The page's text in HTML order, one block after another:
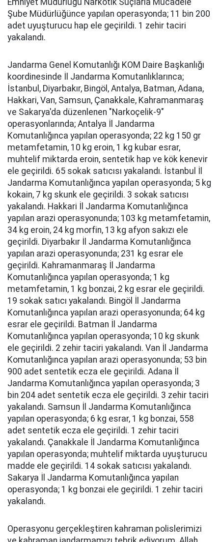
Emniyet Müdürlüğü Narkotik Suçlarla Mücadele
Şube Müdürlüğünce yapılan operasyonda; 11 bin 200
adet uyuşturucu hap ele geçirildi. 1 zehir taciri
yakalandı.
Jandarma Genel Komutanlığı KOM Daire Başkanlığı
koordinesinde İl Jandarma Komutanlıklarınca;
İstanbul, Diyarbakır, Bingöl, Antalya, Batman, Adana,
Hakkari, Van, Samsun, Çanakkale, Kahramanmaraş
ve Sakarya'da düzenlenen "Narkoçelik-9"
operasyonlarında; Antalya İl Jandarma
Komutanlığınca yapılan operasyonda; 22 kg 150 gr
metamfetamin, 10 kg eroin, 1 kg kubar esrar,
muhtelif miktarda eroin, sentetik hap ve kök kenevir
ele geçirildi. 65 sokak satıcısı yakalandı. İstanbul İl
Jandarma Komutanlığınca yapılan operasyonda; 5 kg
kokain, 7 kg skunk ele geçirildi. 3 sokak satıcısı
yakalandı. Hakkari İl Jandarma Komutanlığınca
yapılan arazi operasyonunda; 103 kg metamfetamin,
34 kg eroin, 24 kg morfin, 13 kg afyon sakızı ele
geçirildi. Diyarbakır İl Jandarma Komutanlığınca
yapılan arazi operasyonunda; 231 kg esrar ele
geçirildi. Kahramanmaraş İl Jandarma
Komutanlığınca yapılan operasyonda; 1 kg
metamfetamin, 1 kg bonzai, 2 kg esrar ele geçirildi.
19 sokak satıcı yakalandı. Bingöl İl Jandarma
Komutanlığınca yapılan arazi operasyonunda; 64 kg
esrar ele geçirildi. Batman İl Jandarma
Komutanlığınca yapılan operasyonda; 10 kg skunk
ele geçirildi. 2 zehir taciri yakalandı. Van İl Jandarma
Komutanlığınca yapılan arazi operasyonunda; 53 bin
900 adet sentetik ecza ele geçirildi. Adana İl
Jandarma Komutanlığınca yapılan operasyonda; 3
bin 204 adet sentetik ecza ele geçirildi. 3 zehir taciri
yakalandı. Samsun İl Jandarma Komutanlığınca
yapılan operasyonda; 6 kg esrar, 1 kg bonzai, 558
adet sentetik ecza ele geçirildi. 1 zehir taciri
yakalandı. Çanakkale İl Jandarma Komutanlığınca
yapılan operasyonda; muhtelif miktarda uyuşturucu
madde ele geçirildi. 14 sokak satıcısı yakalandı.
Sakarya İl Jandarma Komutanlığınca yapılan
operasyonda; 1 kg bonzai ele geçirildi. 1 zehir taciri
yakalandı.
Operasyonu gerçekleştiren kahraman polislerimizi